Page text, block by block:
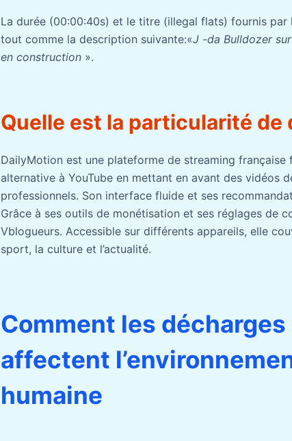
La durée (00:00:40s) et le titre (illegal flats) fournis par
tout comme la description suivante:«J -da Bulldozer
en construction ».
Quelle est la particularité de
DailyMotion est une plateforme de streaming
alternative à YouTube en mettant en avant des vidéos
professionnels. Son interface fluide et ses
Grâce à ses outils de monétisation et ses réglages de
Vblogueurs. Accessible sur différents appareils, elle
sport, la culture et l’actualité.
Comment les
affectent
humaine